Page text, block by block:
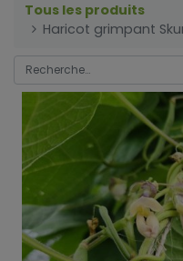
Tous les produits
Haricot grimpant